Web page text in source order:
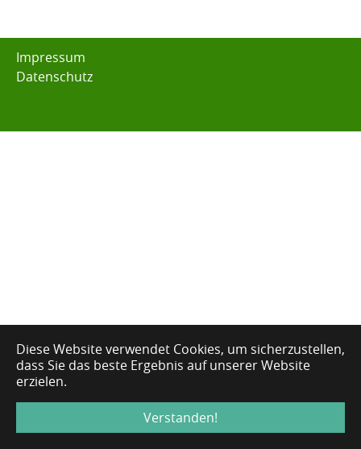
Diese Website verwendet Cookies, um sicherzustellen,
dass Sie das beste Ergebnis auf unserer Website
erzielen.
Verstanden!
Impressum
Datenschutz